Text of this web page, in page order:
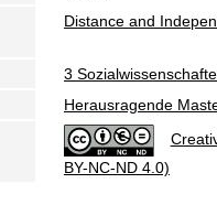
Distance and
3
Herausragende
BY-NC-ND 4.0)